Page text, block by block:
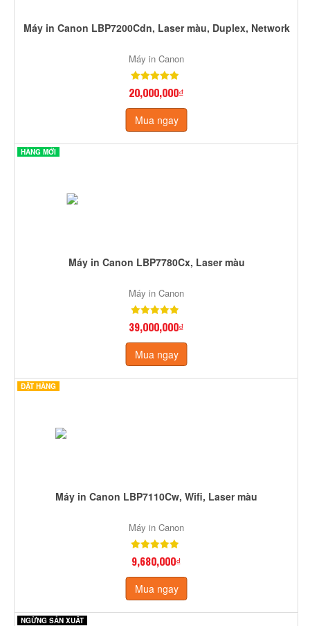
Máy in Canon LBP7200Cdn, Laser màu, Duplex, Network
Máy in Canon
20,000,000₫
Mua ngay
HÀNG MỚI
Máy in Canon LBP7780Cx, Laser màu
Máy in Canon
39,000,000₫
Mua ngay
ĐẶT HÀNG
Máy in Canon LBP7110Cw, Wifi, Laser màu
Máy in Canon
9,680,000₫
Mua ngay
NGỪNG SẢN XUẤT